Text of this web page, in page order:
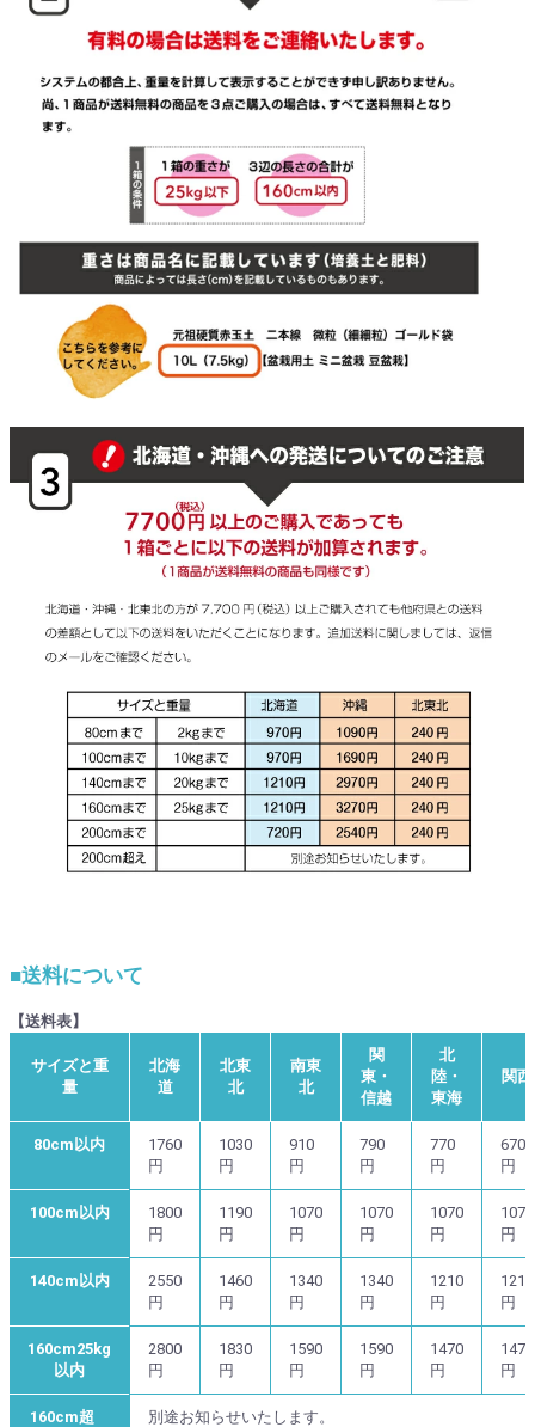
■送料について
【送料表】
サイズと重
量
北海
道
北東
北
南東
北
関
東・
信越
北
陸・
東海
関西
80cm以内
1760
円
1030
円
910
円
790
円
770
円
670
円
100cm以内
1800
円
1190
円
1070
円
1070
円
1070
円
1070
円
140cm以内
2550
円
1460
円
1340
円
1340
円
1210
円
1210
円
160cm25kg
以内
2800
円
1830
円
1590
円
1590
円
1470
円
1470
円
160cm超
別途お知らせいたします。